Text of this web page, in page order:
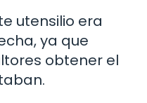
utensilio era
ya que
obtener el